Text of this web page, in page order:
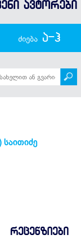
ᲐᲕᲢᲝᲠᲔᲑᲘ
ძიება ა-ჰ
რეცენზიები